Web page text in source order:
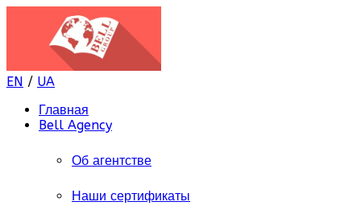
EN / UA
Главная
Bell Agency
Об агентстве
Наши сертификаты